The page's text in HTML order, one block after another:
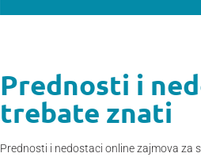
Prednosti i
trebate znati
Prednosti i nedostaci online zajmova za